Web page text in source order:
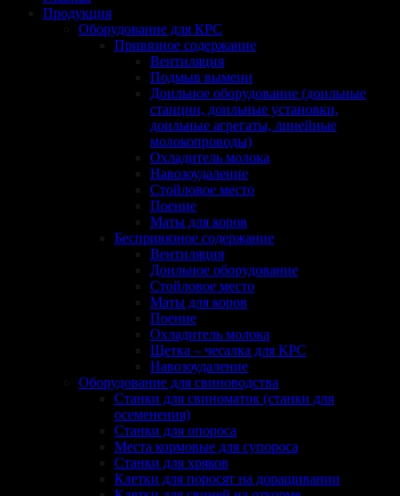
Продукция
Оборудование для КРС
Привязное содержание
Вентиляция
Подмыв вымени
Доильное оборудование (доильные
станции, доильные установки,
доильные агрегаты, линейные
молокопроводы)
Охладитель молока
Навозоудаление
Стойловое место
Поение
Маты для коров
Беспривязное содержание
Вентиляция
Доильное оборудование
Стойловое место
Маты для коров
Поение
Охладитель молока
Щетка – чесалка для КРС
Навозоудаление
Оборудование для свиноводства
Станки для свиноматок (станки для
осеменения)
Станки для опороса
Места кормовые для супороса
Станки для хряков
Клетки для поросят на доращивании